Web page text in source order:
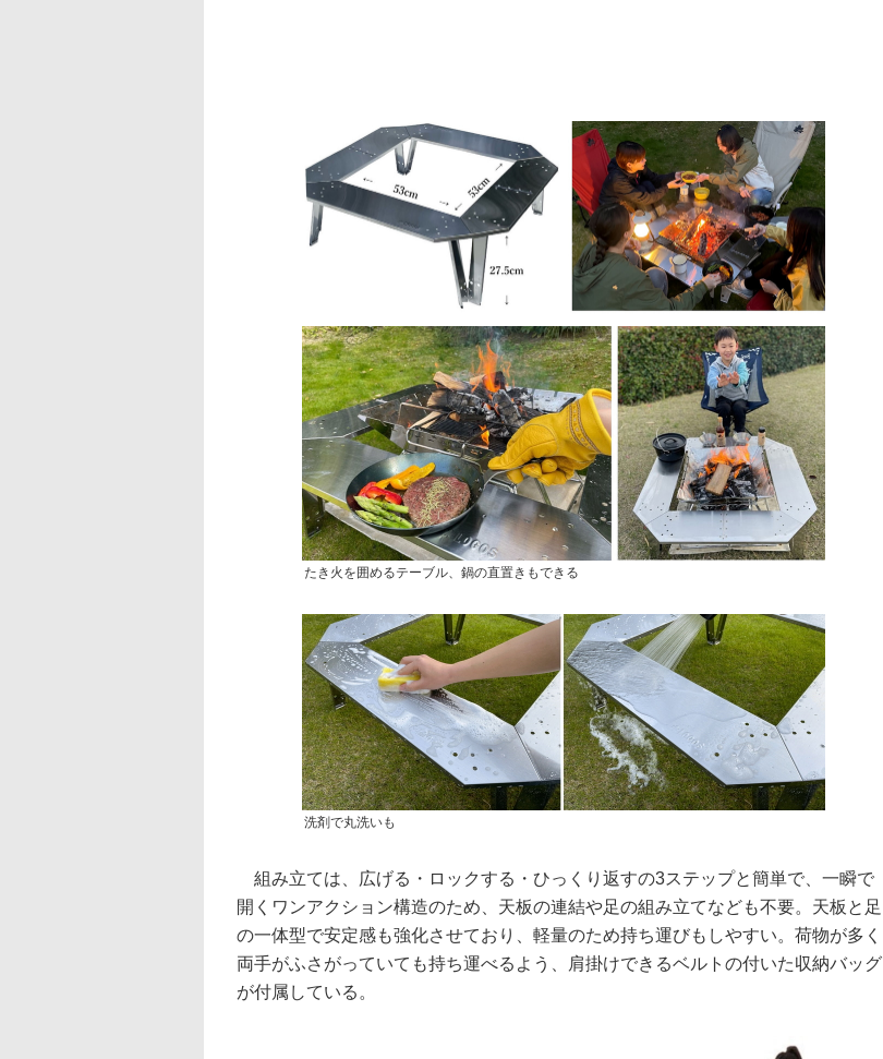
たき火を囲めるテーブル、鍋の直置きもできる
洗剤で丸洗いも
組み立ては、広げる・ロックする・ひっくり返すの3ステップと簡単で、一瞬で
開くワンアクション構造のため、天板の連結や足の組み立てなども不要。天板と足
の一体型で安定感も強化させており、軽量のため持ち運びもしやすい。荷物が多く
両手がふさがっていても持ち運べるよう、肩掛けできるベルトの付いた収納バッグ
が付属している。